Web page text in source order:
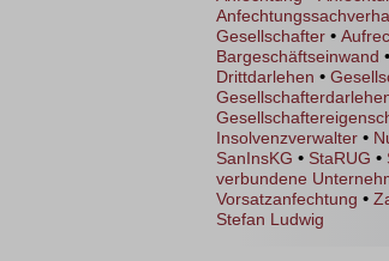
Gesellschafter •
Bargeschäftseinwand •
Drittdarlehen •
Insolvenzverwalter •
SanInsKG • StaRUG •
verbundene
Vorsatzanfechtung •
Stefan Ludwig